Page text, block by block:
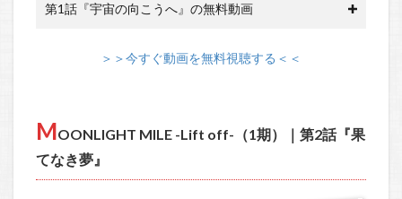
第1話『宇宙の向こうへ』の無料動画
＞＞今すぐ動画を無料視聴する＜＜
MOONLIGHT MILE -Lift off-（1期）｜第2話『果
てなき夢』